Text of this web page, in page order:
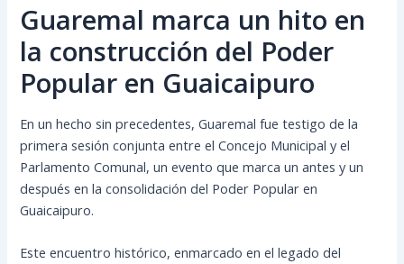
Guaremal marca un hito en
la construcción del Poder
Popular en Guaicaipuro
En un hecho sin precedentes, Guaremal fue testigo de la
primera sesión conjunta entre el Concejo Municipal y el
Parlamento Comunal, un evento que marca un antes y un
después en la consolidación del Poder Popular en
Guaicaipuro.
Este encuentro histórico, enmarcado en el legado del